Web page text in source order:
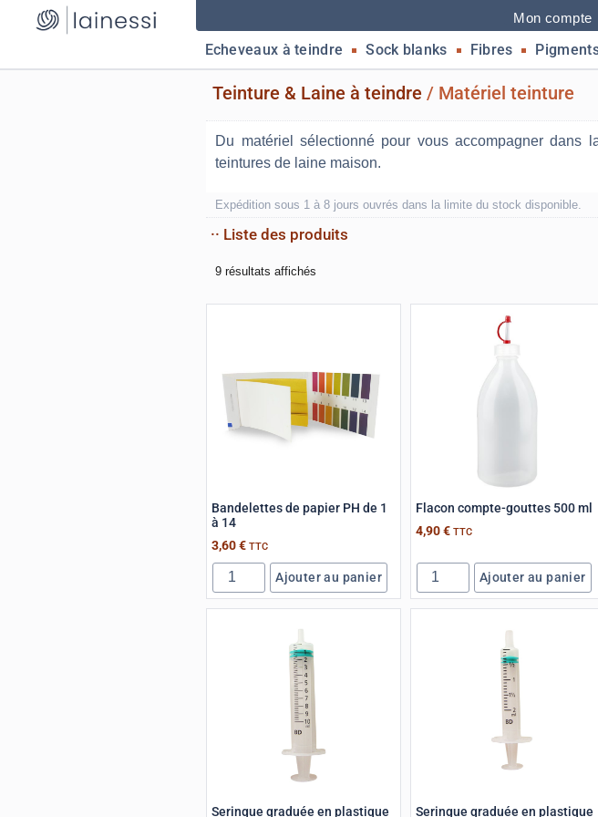
Mon compte
Echeveaux à teindre Sock blanks Fibres
Teinture & Laine à teindre / Matériel teinture
Du matériel sélectionné pour vous accompagner dans
teintures de laine maison.
Expédition sous 1 à 8 jours ouvrés dans la limite du stock disponible.
·· Liste des produits
9 résultats affichés
Bandelettes de papier PH de 1
à 14
3,60€ TTC
Ajouter au panier
Flacon compte-gouttes 500 ml
4,90€ TTC
Ajouter au panier
Seringue graduée en plastique Seringue graduée en plastique